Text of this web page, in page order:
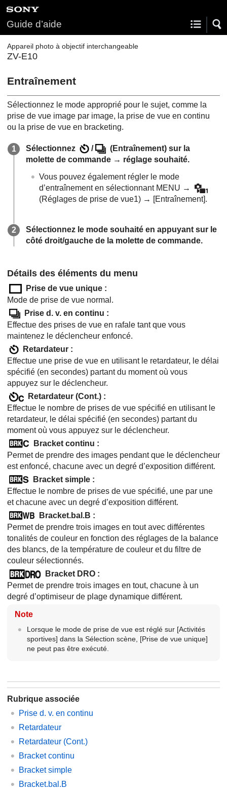
Guide d’aide
Appareil photo à objectif interchangeable
ZV-E10
Entraînement
Sélectionnez le mode approprié pour le sujet, comme la
prise de vue image par image, la prise de vue en continu
ou la prise de vue en bracketing.
Sélectionnez / (Entraînement) sur la
molette de commande → réglage souhaité.
Vous pouvez également régler le mode
d’entraînement en sélectionnant MENU →
(Réglages de prise de vue1) → [Entraînement].
Sélectionnez le mode souhaité en appuyant sur le
côté droit/gauche de la molette de commande.
Détails des éléments du menu
Prise de vue unique:
Mode de prise de vue normal.
Prise d. v. en continu :
Effectue des prises de vue en rafale tant que vous
maintenez le déclencheur enfoncé.
Retardateur:
Effectue une prise de vue en utilisant le retardateur, le délai
spécifié (en secondes) partant du moment où vous
appuyez sur le déclencheur.
Retardateur (Cont.):
Effectue le nombre de prises de vue spécifié en utilisant le
retardateur, le délai spécifié (en secondes) partant du
moment où vous appuyez sur le déclencheur.
Bracket continu :
Permet de prendre des images pendant que le déclencheur
est enfoncé, chacune avec un degré d’exposition différent.
Bracket simple:
Effectue le nombre de prises de vue spécifié, une par une
et chacune avec un degré d’exposition différent.
Bracket.bal.B :
Permet de prendre trois images en tout avec différentes
tonalités de couleur en fonction des réglages de la balance
des blancs, de la température de couleur et du filtre de
couleur sélectionnés.
Bracket DRO:
Permet de prendre trois images en tout, chacune à un
degré d’optimiseur de plage dynamique différent.
Note
Lorsque le mode de prise de vue est réglé sur [Activités
sportives] dans la Sélection scène, [Prise de vue unique]
ne peut pas être exécuté.
Rubrique associée
Prise d. v. en continu
Retardateur
Retardateur (Cont.)
Bracket continu
Bracket simple
Bracket.bal.B